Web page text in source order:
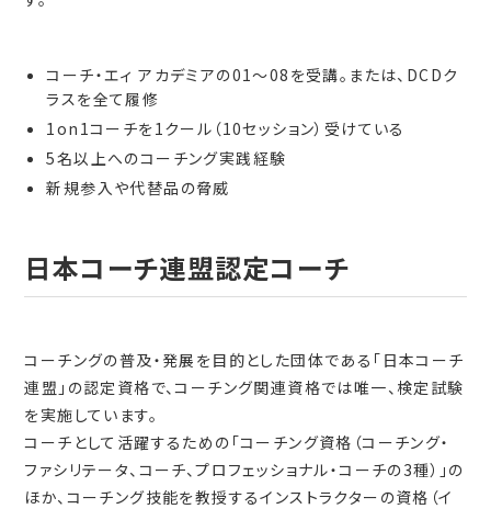
コーチ・エィ アカデミアの01～08を受講。または、DCDク
ラスを全て履修
1on1コーチを1クール（10セッション）受けている
5名以上へのコーチング実践経験
新規参入や代替品の脅威
日本コーチ連盟認定コーチ
コーチングの普及・発展を目的とした団体である「日本コーチ
連盟」の認定資格で、コーチング関連資格では唯一、検定試験
を実施しています。
コーチとして活躍するための「コーチング資格（コーチング・
ファシリテータ、コーチ、プロフェッショナル・コーチの3種）」の
ほか、コーチング技能を教授するインストラクターの資格（イ